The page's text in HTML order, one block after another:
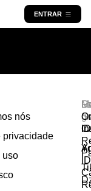
ENTRAR
nós
privacidade
uso